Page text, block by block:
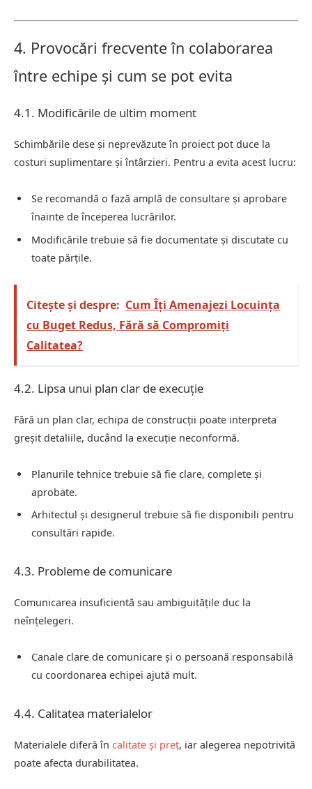
4. Provocări frecvente în colaborarea
între echipe și cum se pot evita
4.1. Modificările de ultim moment
Schimbările dese și neprevăzute în proiect pot duce la
costuri suplimentare și întârzieri. Pentru a evita acest lucru:
Se recomandă o fază amplă de consultare și aprobare
înainte de începerea lucrărilor.
Modificările trebuie să fie documentate și discutate cu
toate părțile.
Citește și despre: Cum Îți Amenajezi Locuința
cu Buget Redus, Fără să Compromiți
Calitatea?
4.2. Lipsa unui plan clar de execuție
Fără un plan clar, echipa de construcții poate interpreta
greșit detaliile, ducând la execuție neconformă.
Planurile tehnice trebuie să fie clare, complete și
aprobate.
Arhitectul și designerul trebuie să fie disponibili pentru
consultări rapide.
4.3. Probleme de comunicare
Comunicarea insuficientă sau ambiguitățile duc la
neînțelegeri.
Canale clare de comunicare și o persoană responsabilă
cu coordonarea echipei ajută mult.
4.4. Calitatea materialelor
Materialele diferă în calitate și preț, iar alegerea nepotrivită
poate afecta durabilitatea.